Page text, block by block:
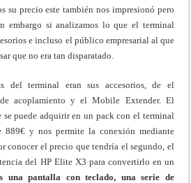
su precio este también nos impresionó pero
embargo si analizamos lo que el terminal
e incluso el público empresarial al que
que no era tan disparatado.
del terminal eran sus accesorios, de el
acoplamiento y el Mobile Extender. El
puede adquirir en un pack con el terminal
y nos permite la conexión mediante
conocer el precio que tendría el segundo, el
del HP Elite X3 para convertirlo en un
una pantalla con teclado, una serie de